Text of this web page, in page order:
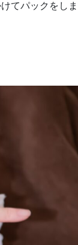
てパックをしま